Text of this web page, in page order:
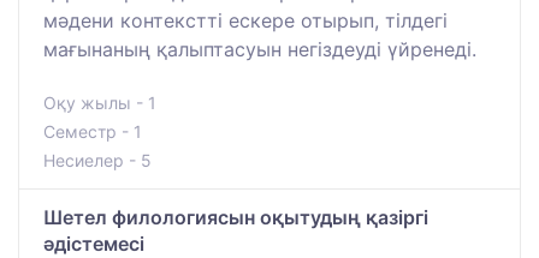
мәдени контекстті ескере отырып, тілдегі
мағынаның қалыптасуын негіздеуді үйренеді.
Оқу жылы - 1
Семестр - 1
Несиелер - 5
Шетел филологиясын оқытудың қазіргі
әдістемесі